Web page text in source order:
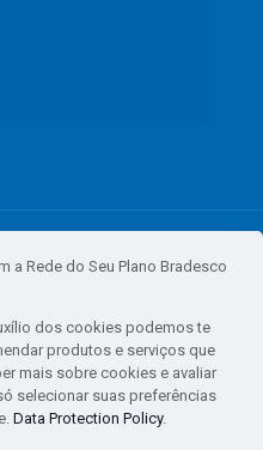
de Seguros Ltda - CNPJ:
YARA - OSASCO - UF SP -
8251-9266
dos cookies podemos te
produtos e serviços que
mais sobre cookies e avaliar
selecionar suas preferências
Data Protection Policy.